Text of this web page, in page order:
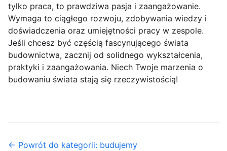
tylko praca, to prawdziwa pasja i zaangażowanie.
Wymaga to ciągłego rozwoju, zdobywania wiedzy i
doświadczenia oraz umiejętności pracy w zespole.
Jeśli chcesz być częścią fascynującego świata
budownictwa, zacznij od solidnego wykształcenia,
praktyki i zaangażowania. Niech Twoje marzenia o
budowaniu świata stają się rzeczywistością!
← Powrót do kategorii: budujemy